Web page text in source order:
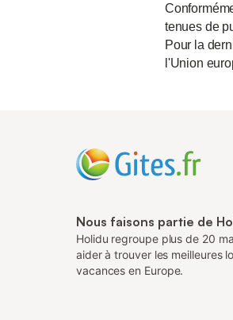
tenues de
Pour la
l'Union
Nous faisons partie de
Holidu regroupe plus de 20
aider à trouver les meilleures
vacances en Europe.